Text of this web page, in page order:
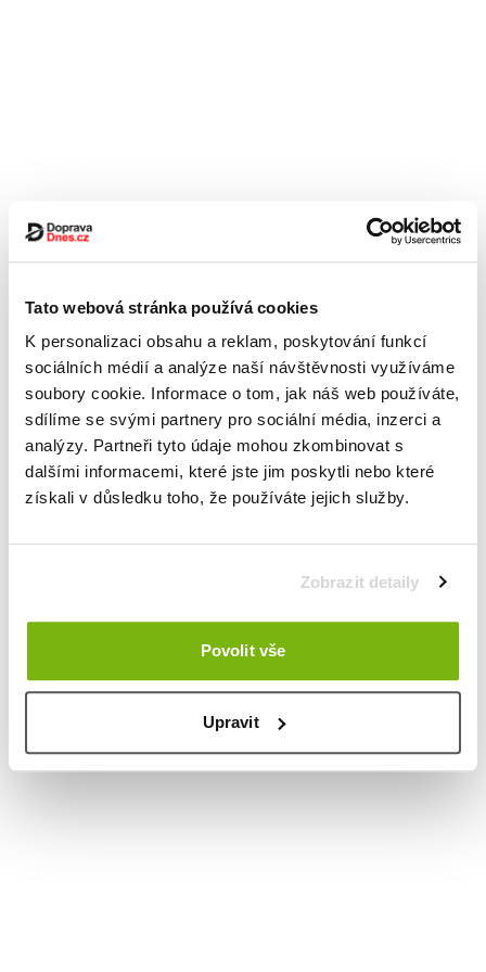
Tato webová stránka používá cookies
K personalizaci obsahu a reklam, poskytování funkcí
sociálních médií a analýze naší návštěvnosti využíváme
soubory cookie. Informace o tom, jak náš web používáte,
sdílíme se svými partnery pro sociální média, inzerci a
analýzy. Partneři tyto údaje mohou zkombinovat s
dalšími informacemi, které jste jim poskytli nebo které
získali v důsledku toho, že používáte jejich služby.
Zobrazit detaily
Povolit vše
Upravit